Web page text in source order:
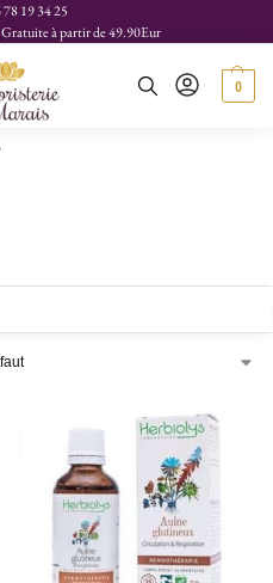
19 34 25
à partir de 49.90Eur
0